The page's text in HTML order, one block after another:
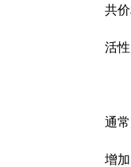
共
活
通
增